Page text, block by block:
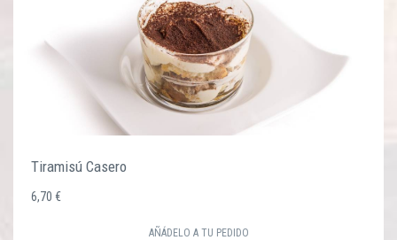
Tiramisú Casero
6,70 €
AÑÁDELO A TU PEDIDO